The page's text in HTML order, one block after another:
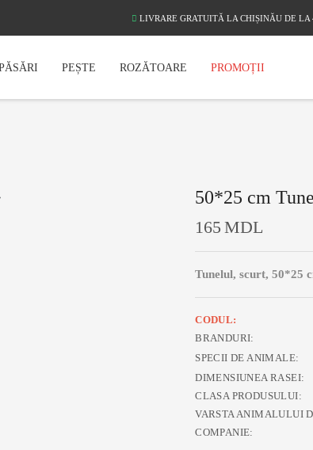
LIVRARE GRATUITĂ LA CHIȘINĂU DE LA
PEȘTE ROZĂTOARE PROMOȚII
50*25 cm
165 MDL
Tunelul, scurt, 50*25
CODUL:
BRANDURI:
SPECII DE ANIMALE:
DIMENSIUNEA RASEI:
CLASA PRODUSULUI:
VARSTA ANIMALULUI
COMPANIE: